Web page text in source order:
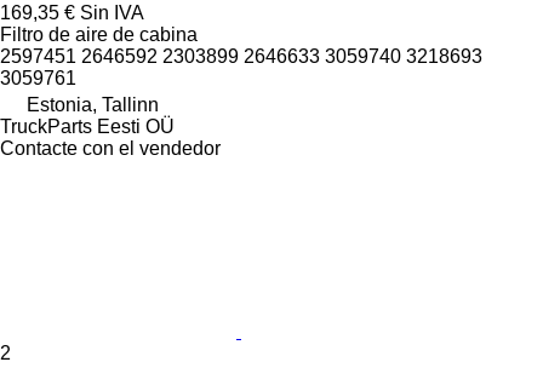
169,35 € Sin IVA
Filtro de aire de cabina
2597451 2646592 2303899 2646633 3059740 3218693
3059761
Estonia, Tallinn
TruckParts Eesti OÜ
Contacte con el vendedor
2